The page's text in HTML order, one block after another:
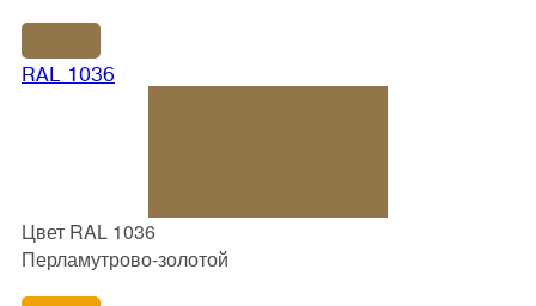
RAL 1036
Цвет RAL 1036
Перламутрово-золотой